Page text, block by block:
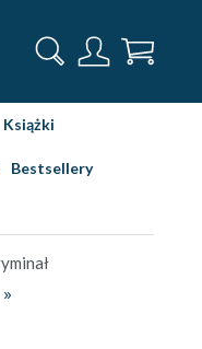
Książki
Bestsellery